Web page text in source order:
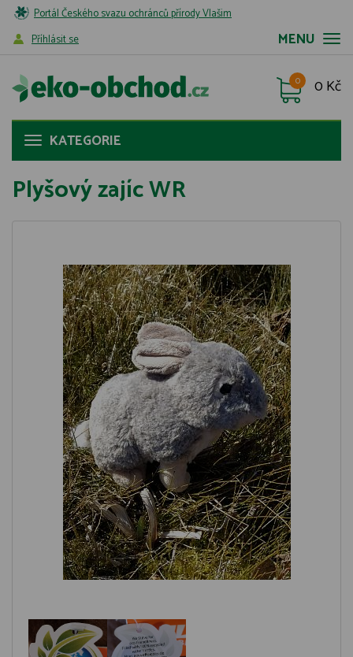
Portál Českého svazu ochránců přírody Vlašim
MENU
Příhlásit se
0 Kč
0
KATEGORIE
Plyšový zajíc WR